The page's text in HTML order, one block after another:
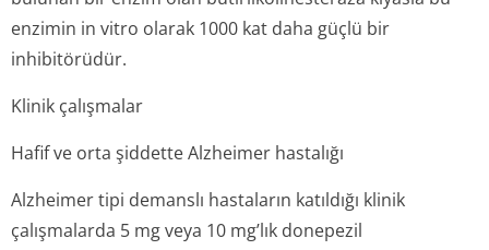
Donepezil hidroklorürün altta yatan nörop atol oj inin
seyrinde değişiklik yapma potansiyeli incelenmemiştir.
ilerleyişine bir etkisi olduğu düşünülemez.
Donepezilin Alzheimer tipi demansın tedavisindeki
2 çalışma ve 1 yıl süreli 2 çalışma) araştırılmıştır.